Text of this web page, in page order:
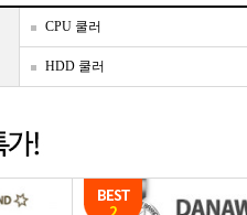
CPU 쿨러
HDD 쿨러